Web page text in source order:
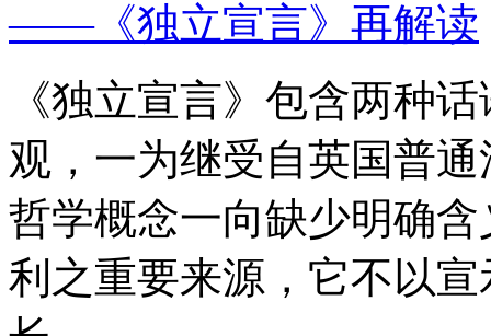
——《独立宣言》再解读
《独立宣言》包含两种
观，一为继受自英国普
哲学概念一向缺少明确
利之重要来源，它不以